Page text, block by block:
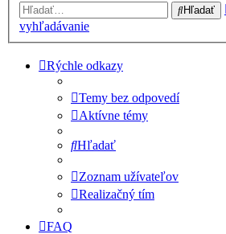
Hľadať
vyhľadávanie
Rýchle odkazy
Temy bez odpovedí
Aktívne témy
Hľadať
Zoznam užívateľov
Realizačný tím
FAQ